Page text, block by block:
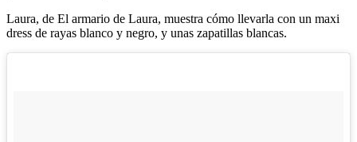
Laura, de El armario de Laura, muestra cómo llevarla con un maxi
dress de rayas blanco y negro, y unas zapatillas blancas.